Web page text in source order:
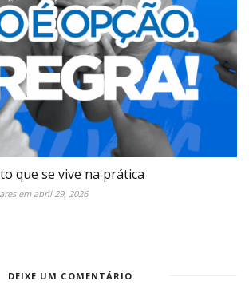
que se vive na prática
em abril 29, 2026
DEIXE UM COMENTÁRIO